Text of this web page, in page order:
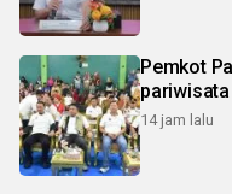
Pemkot
14 jam lalu